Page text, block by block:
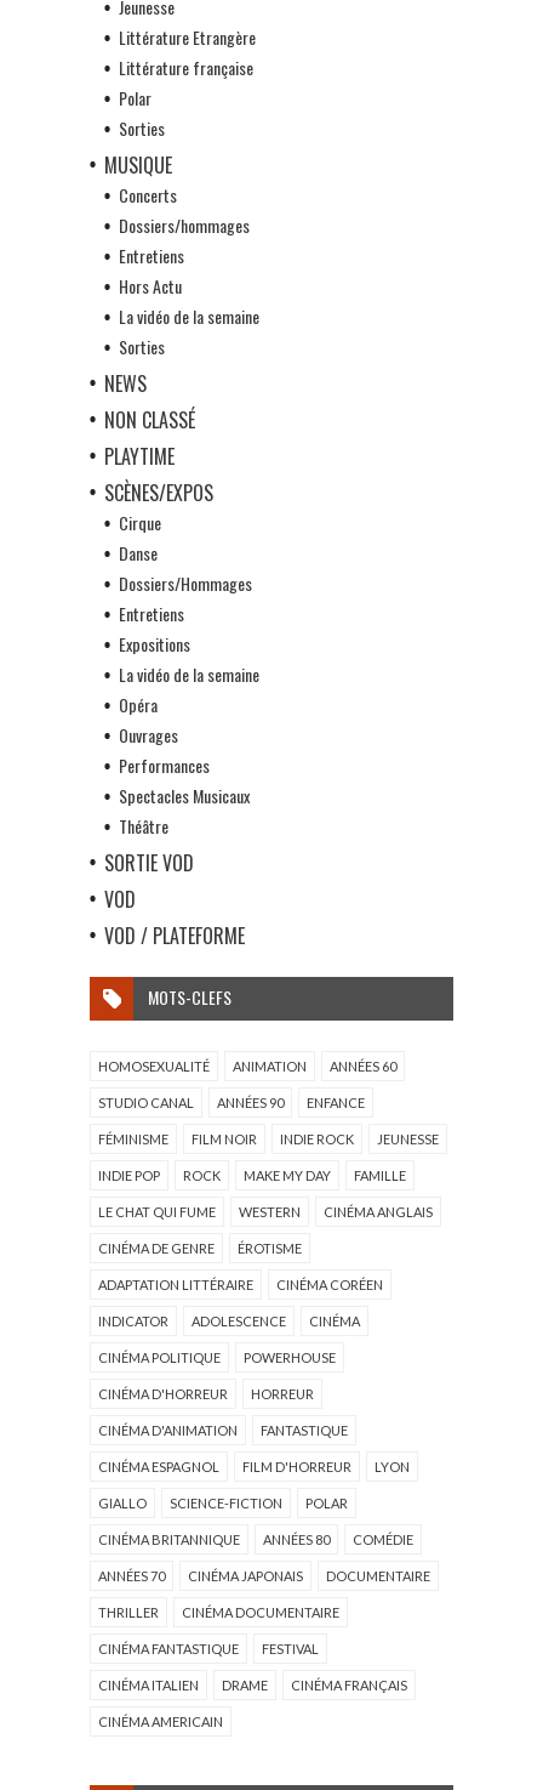
Jeunesse
Littérature Etrangère
Littérature française
Polar
Sorties
MUSIQUE
Concerts
Dossiers/hommages
Entretiens
Hors Actu
La vidéo de la semaine
Sorties
NEWS
NON CLASSÉ
PLAYTIME
SCÈNES/EXPOS
Cirque
Danse
Dossiers/Hommages
Entretiens
Expositions
La vidéo de la semaine
Opéra
Ouvrages
Performances
Spectacles Musicaux
Théâtre
SORTIE VOD
VOD
VOD / PLATEFORME
MOTS-CLEFS
HOMOSEXUALITÉ ANIMATION ANNÉES 60
STUDIO CANAL ANNÉES 90 ENFANCE
FÉMINISME FILM NOIR INDIE ROCK JEUNESSE
INDIE POP ROCK MAKE MY DAY FAMILLE
LE CHAT QUI FUME WESTERN CINÉMA ANGLAIS
CINÉMA DE GENRE ÉROTISME
ADAPTATION LITTÉRAIRE CINÉMA CORÉEN
INDICATOR ADOLESCENCE CINÉMA
CINÉMA POLITIQUE POWERHOUSE
CINÉMA D'HORREUR HORREUR
CINÉMA D'ANIMATION FANTASTIQUE
CINÉMA ESPAGNOL FILM D'HORREUR LYON
GIALLO SCIENCE-FICTION POLAR
CINÉMA BRITANNIQUE ANNÉES 80 COMÉDIE
ANNÉES 70 CINÉMA JAPONAIS DOCUMENTAIRE
THRILLER CINÉMA DOCUMENTAIRE
CINÉMA FANTASTIQUE FESTIVAL
CINÉMA ITALIEN DRAME CINÉMA FRANÇAIS
CINÉMA AMERICAIN